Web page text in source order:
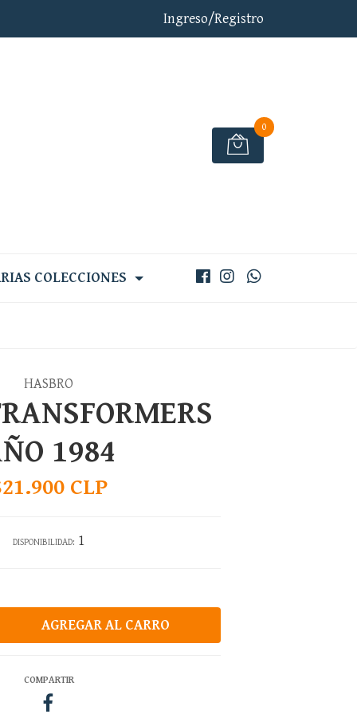
Ingreso/Registro
0
COLECCIONES
HASBRO
1984
CLP
DISPONIBILIDAD: 1
COMPARTIR